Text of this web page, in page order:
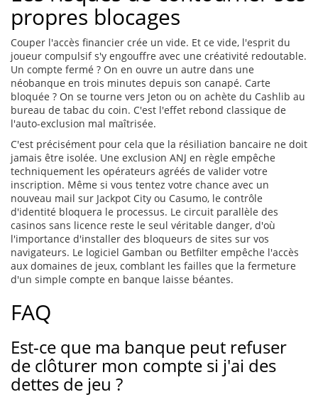
propres blocages
Couper l'accès financier crée un vide. Et ce vide, l'esprit du
joueur compulsif s'y engouffre avec une créativité redoutable.
Un compte fermé ? On en ouvre un autre dans une
néobanque en trois minutes depuis son canapé. Carte
bloquée ? On se tourne vers Jeton ou on achète du Cashlib au
bureau de tabac du coin. C'est l'effet rebond classique de
l'auto-exclusion mal maîtrisée.
C'est précisément pour cela que la résiliation bancaire ne doit
jamais être isolée. Une exclusion ANJ en règle empêche
techniquement les opérateurs agréés de valider votre
inscription. Même si vous tentez votre chance avec un
nouveau mail sur Jackpot City ou Casumo, le contrôle
d'identité bloquera le processus. Le circuit parallèle des
casinos sans licence reste le seul véritable danger, d'où
l'importance d'installer des bloqueurs de sites sur vos
navigateurs. Le logiciel Gamban ou Betfilter empêche l'accès
aux domaines de jeux, comblant les failles que la fermeture
d'un simple compte en banque laisse béantes.
FAQ
Est-ce que ma banque peut refuser
de clôturer mon compte si j'ai des
dettes de jeu ?